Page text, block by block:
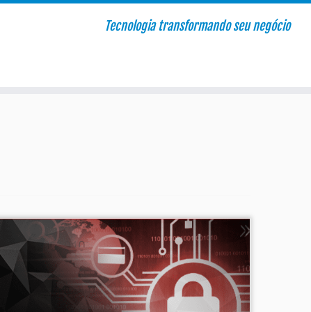
Tecnologia transformando seu negócio